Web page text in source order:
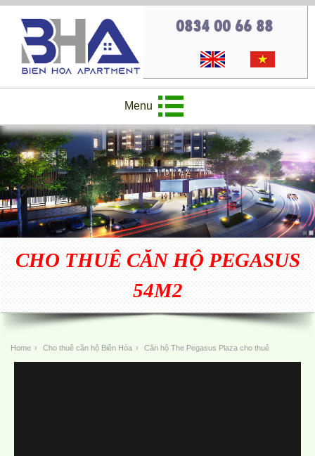
0834 00 66 88
Menu
CHO THUÊ CĂN HỘ PEGASUS
54M2
Home › Cho thuê căn hộ Biên Hòa › Căn hộ The Pegasus Plaza cho thuê